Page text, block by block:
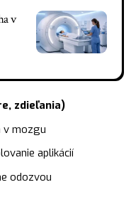
v
zdieľania)
v mozgu
aplikácií
odozvou